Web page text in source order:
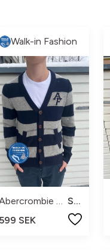
Walk-in Fashion
Abercrombie & Fitch
S/M
599 SEK